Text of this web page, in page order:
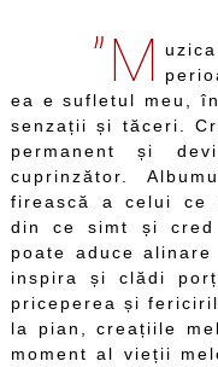
”M
ea e sufletul meu,
senzații și tăceri.
permanent și
cuprinzător.
firească a celui ce
din ce simt și cred
poate aduce
inspira și clădi
priceperea și
la pian, creațiile
moment al vieții